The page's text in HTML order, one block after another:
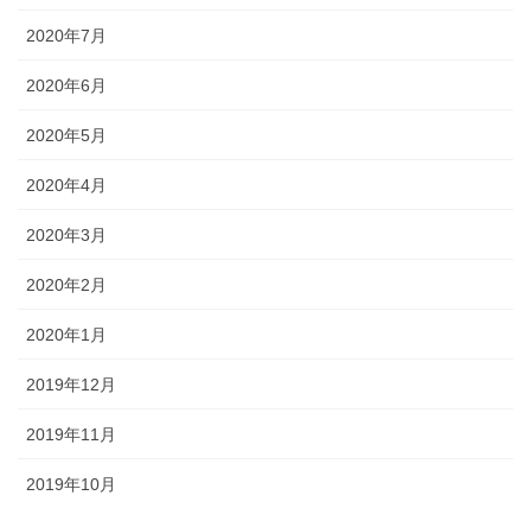
2020年7月
2020年6月
2020年5月
2020年4月
2020年3月
2020年2月
2020年1月
2019年12月
2019年11月
2019年10月